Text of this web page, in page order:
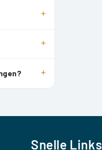
Snelle Links